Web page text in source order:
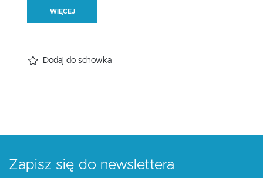
WIĘCEJ
Dodaj do schowka
Zapisz się do newslettera